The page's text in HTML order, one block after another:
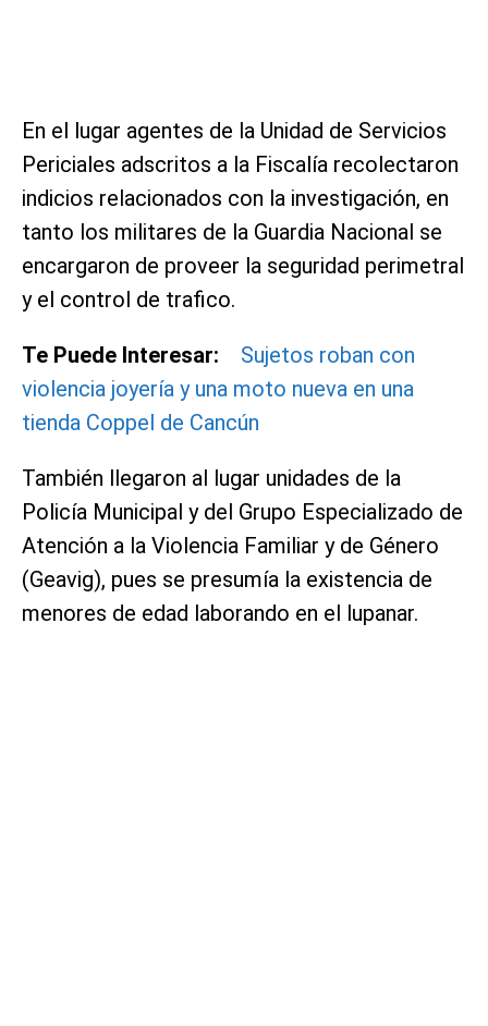
En el lugar agentes de la Unidad de Servicios
Periciales adscritos a la Fiscalía recolectaron
indicios relacionados con la investigación, en
tanto los militares de la Guardia Nacional se
encargaron de proveer la seguridad perimetral
y el control de trafico.
Te Puede Interesar: Sujetos roban con
violencia joyería y una moto nueva en una
tienda Coppel de Cancún
También llegaron al lugar unidades de la
Policía Municipal y del Grupo Especializado de
Atención a la Violencia Familiar y de Género
(Geavig), pues se presumía la existencia de
menores de edad laborando en el lupanar.